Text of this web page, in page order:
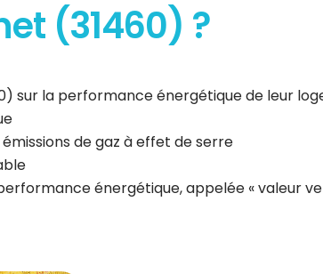
(31460) ?
sur la performance énergétique de leur
de gaz à effet de serre
énergétique, appelée « valeur